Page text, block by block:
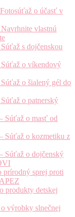
o účasť v
vlastnú
s dojčenskou
o víkendový
o šialený gél do
o patnerský
Súťaž o masť od
Súťaž o kozmetiku z
Súťaž o dojčenský
prírodný sprej proti
produkty detskej
výrobky slnečnej